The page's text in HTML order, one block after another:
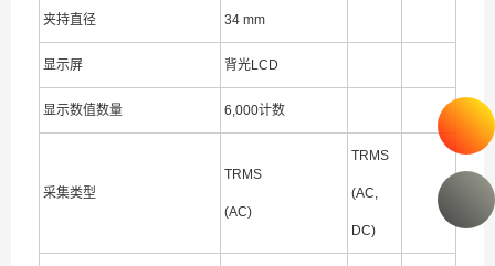
夹持直径 34 mm
显示屏 背光LCD
显示数值数量 6,000计数
采集类型
TRMS
(AC)
TRMS
(AC,
DC)